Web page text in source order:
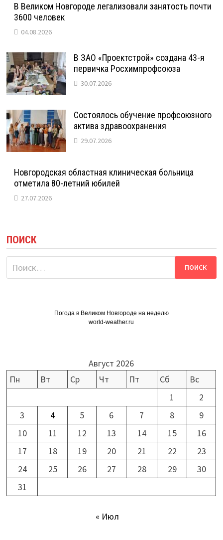
В Великом Новгороде легализовали занятость почти
3600 человек
04.08.2026
В ЗАО «Проектстрой» создана 43-я
первичка Росхимпрофсоюза
30.07.2026
Состоялось обучение профсоюзного
актива здравоохранения
29.07.2026
Новгородская областная клиническая больница
отметила 80-летний юбилей
27.07.2026
ПОИСК
Найти:
Погода в Великом Новгороде на неделю
world-weather.ru
Август 2026
Пн
Вт Ср Чт Пт Сб
Вс
1
2
3
4 5 6 7 8
9
10
11 12 13 14 15
16
17
18 19 20 21 22
23
24
25 26 27 28 29
30
31
« Июл